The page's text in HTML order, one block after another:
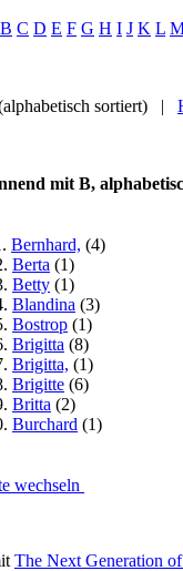
B C D E F G H I J K L
sortiert) |
mit B,
Bernhard, (4)
Berta (1)
Betty (1)
Blandina (3)
Bostrop (1)
Brigitta (8)
Brigitta, (1)
Brigitte (6)
Britta (2)
Burchard (1)
wechseln
The Next Generation